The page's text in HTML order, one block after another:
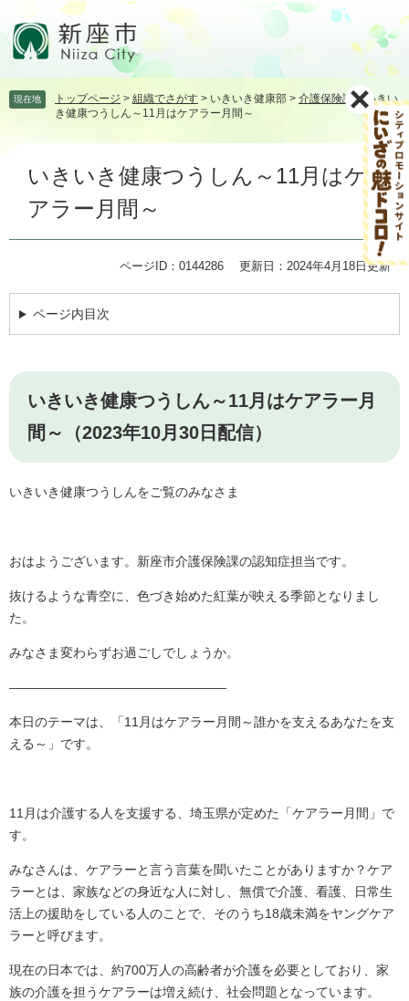
頭飛 現在地 トップページ > 組織でさがす > いきいき健康部 > 介護保険課 >いきい
き健康つうしん～11月はケアラー月間～
いきいき健康つうしん～11月はケ
アラー月間～
ページID：0144286 更新日：2024年4月18日更新
ページ内目次
いきいき健康つうしん～11月はケアラー月
間～（2023年10月30日配信）
いきいき健康つうしんをご覧のみなさま
おはようございます。新座市介護保険課の認知症担当です。
抜けるような青空に、色づき始めた紅葉が映える季節となりまし
た。
みなさま変わらずお過ごしでしょうか。
―――――――――――――――――
本日のテーマは、「11月はケアラー月間～誰かを支えるあなたを支
える～」です。
11月は介護する人を支援する、埼玉県が定めた「ケアラー月間」で
す。
みなさんは、ケアラーと言う言葉を聞いたことがありますか？ケア
ラーとは、家族などの身近な人に対し、無償で介護、看護、日常生
活上の援助をしている人のことで、そのうち18歳未満をヤングケア
ラーと呼びます。
現在の日本では、約700万人の高齢者が介護を必要としており、家
族の介護を担うケアラーは増え続け、社会問題となっています。